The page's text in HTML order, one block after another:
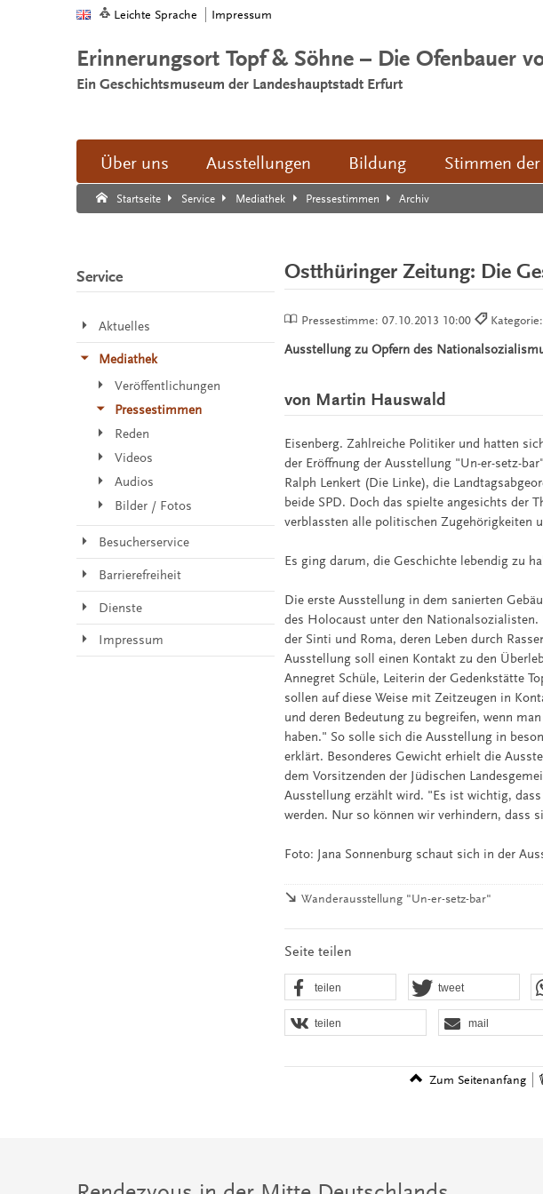
Leichte Sprache Impressum
Erinnerungsort Topf & Söhne – Die Ofenbauer
Ein Geschichtsmuseum der Landeshauptstadt Erfurt
Über uns Ausstellungen Bildung Stimmen
Startseite Service Mediathek Pressestimmen Archiv
Suche:
Suche Ende.
Ostthüringer Zeitung: Die
Pressestimme: 07.10.2013 10:00
Ausstellung zu Opfern des
von Martin Hauswald
Eisenberg. Zahlreiche Politiker und hatten
der Eröffnung der Ausstellung "Un-er-setz-
Ralph Lenkert (Die Linke), die
beide SPD. Doch das spielte angesichts der
verblassten alle politischen Zugehörigkeiten
Es ging darum, die Geschichte lebendig zu
Die erste Ausstellung in dem sanierten
des Holocaust unter den
der Sinti und Roma, deren Leben durch
Ausstellung soll einen Kontakt zu den
Annegret Schüle, Leiterin der Gedenkstätte
sollen auf diese Weise mit Zeitzeugen in
und deren Bedeutung zu begreifen, wenn
haben." So solle sich die Ausstellung in
erklärt. Besonderes Gewicht erhielt die
dem Vorsitzenden der Jüdischen
Ausstellung erzählt wird. "Es ist wichtig,
werden. Nur so können wir verhindern, dass
Foto: Jana Sonnenburg schaut sich in der
Wanderausstellung "Un-er-setz-bar"
Seite teilen
teilen tweet
teilen mail
Zum Seitenanfang
Service
Aktuelles
Mediathek
Veröffentlichungen
Pressestimmen
Reden
Videos
Audios
Bilder / Fotos
Besucherservice
Barrierefreiheit
Dienste
Impressum